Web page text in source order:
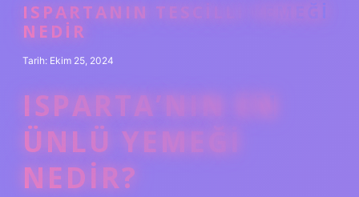
ISPARTANIN TESCILLI YEMEĞI
NEDIR
Tarih: Ekim 25, 2024
ISPARTA’NIN EN
ÜNLÜ YEMEĞI
NEDIR?